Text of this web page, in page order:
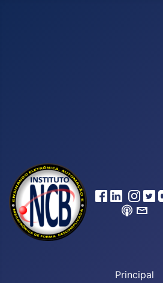
Principal